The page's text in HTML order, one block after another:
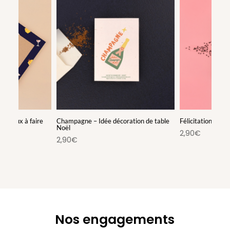
voeux à faire
Champagne – Idée décoration de table
Noël
2,90€
Félicitations –
2,90€
Nos engagements